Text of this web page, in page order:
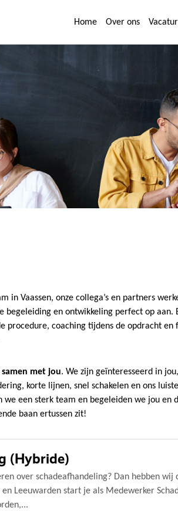
Home Over ons
in Vaassen, onze collega’s en partners
begeleiding en ontwikkeling perfect op aan.
procedure, coaching tijdens de opdracht
samen met jou. We zijn geïnteresseerd in
korte lijnen, snel schakelen en ons
we een sterk team en begeleiden we jou en
baan ertussen zit!
(Hybride)
over schadeafhandeling? Dan hebben wij
Leeuwarden start je als Medewerker